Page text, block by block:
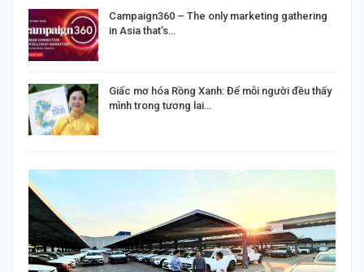
Campaign360 – The only marketing gathering
in Asia that’s…
Giấc mơ hóa Rồng Xanh: Để mỗi người đều thấy
mình trong tương lai…